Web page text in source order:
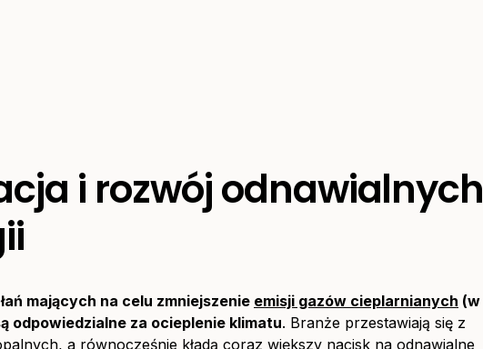
i rozwój odnawialnych
mających na celu zmniejszenie emisji gazów cieplarnianych (w
odpowiedzialne za ocieplenie klimatu. Branże przestawiają się z
a równocześnie kładą coraz większy nacisk na odnawialne